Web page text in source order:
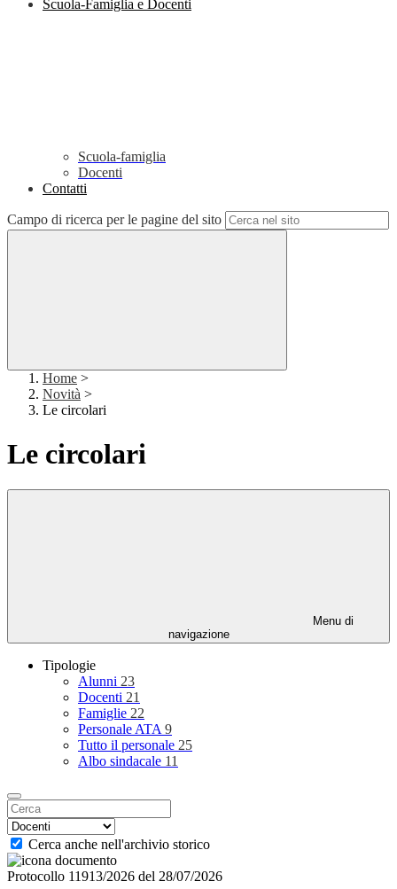
Scuola-Famiglia e Docenti
Scuola-famiglia
Docenti
Contatti
Campo di ricerca per le pagine del sito
Home >
Novità >
Le circolari
Le circolari
Menu di
navigazione
Tipologie
Alunni 23
Docenti 21
Famiglie 22
Personale ATA 9
Tutto il personale 25
Albo sindacale 11
Cerca anche nell'archivio storico
Protocollo 11913/2026 del 28/07/2026